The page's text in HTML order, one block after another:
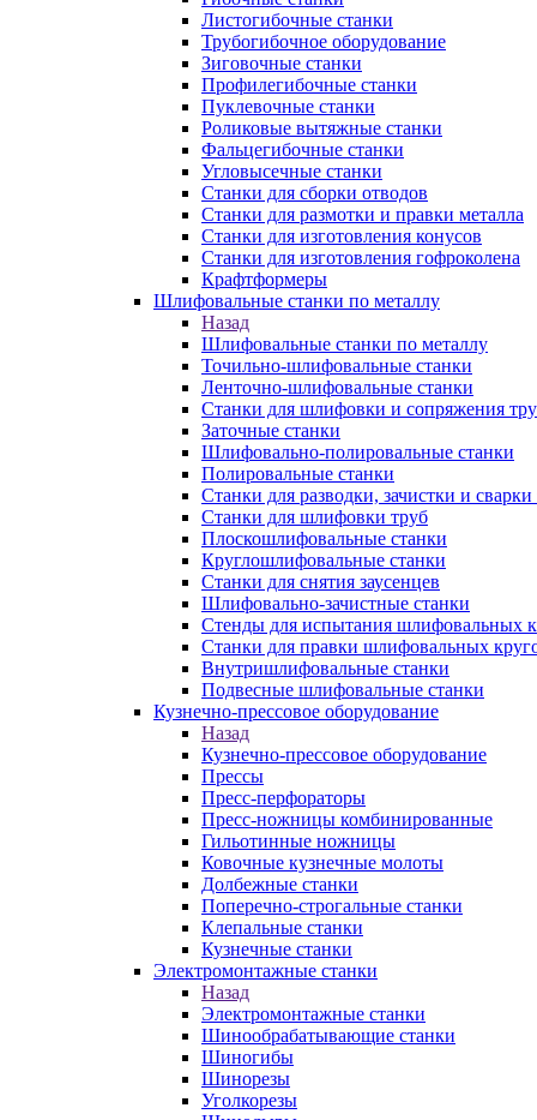
Листогибочные станки
Трубогибочное оборудование
Зиговочные станки
Профилегибочные станки
Пуклевочные станки
Роликовые вытяжные станки
Фальцегибочные станки
Угловысечные станки
Станки для сборки отводов
Станки для размотки и правки металла
Станки для изготовления конусов
Станки для изготовления гофроколена
Крафтформеры
Шлифовальные станки по металлу
Назад
Шлифовальные станки по металлу
Точильно-шлифовальные станки
Ленточно-шлифовальные станки
Станки для шлифовки и сопряжения
Заточные станки
Шлифовально-полировальные станки
Полировальные станки
Станки для разводки, зачистки и сварки
Станки для шлифовки труб
Плоскошлифовальные станки
Круглошлифовальные станки
Станки для снятия заусенцев
Шлифовально-зачистные станки
Стенды для испытания шлифовальных
Станки для правки шлифовальных
Внутришлифовальные станки
Подвесные шлифовальные станки
Кузнечно-прессовое оборудование
Назад
Кузнечно-прессовое оборудование
Прессы
Пресс-перфораторы
Пресс-ножницы комбинированные
Гильотинные ножницы
Ковочные кузнечные молоты
Долбежные станки
Поперечно-строгальные станки
Клепальные станки
Кузнечные станки
Электромонтажные станки
Назад
Электромонтажные станки
Шинообрабатывающие станки
Шиногибы
Шинорезы
Уголкорезы